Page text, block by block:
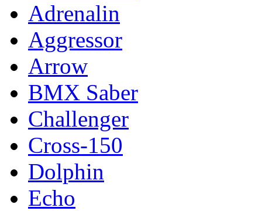
Adrenalin
Aggressor
Arrow
BMX Saber
Challenger
Cross-150
Dolphin
Echo